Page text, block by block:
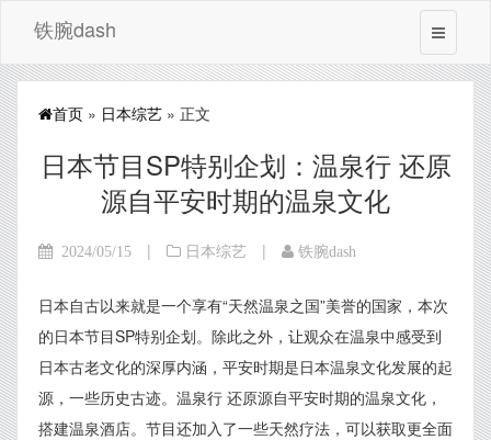
铁腕dash
首页 » 日本综艺 » 正文
日本节目SP特别企划：温泉行 还原
源自平安时期的温泉文化
2024/05/15 | 日本综艺 | 铁腕dash
日本自古以来就是一个享有“天然温泉之国”美誉的国家，本次
的日本节目SP特别企划。除此之外，让观众在温泉中感受到
日本古老文化的深厚内涵，平安时期是日本温泉文化发展的起
源，一些历史古迹。温泉行 还原源自平安时期的温泉文化，
搭建温泉酒店。节目还加入了一些天然疗法，可以获取更全面